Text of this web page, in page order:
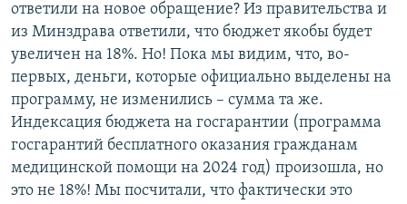
ответили на новое обращение? Из правительства и
из Минздрава ответили, что бюджет якобы будет
увеличен на 18%. Но! Пока мы видим, что, во-
первых, деньги, которые официально выделены на
программу, не изменились – сумма та же.
Индексация бюджета на госгарантии (программа
госгарантий бесплатного оказания гражданам
медицинской помощи на 2024 год) произошла, но
это не 18%! Мы посчитали, что фактически это